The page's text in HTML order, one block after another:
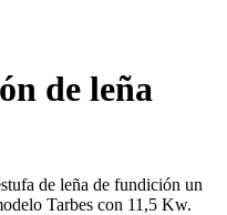
de leña
de leña de fundición un
Tarbes con 11,5 Kw.